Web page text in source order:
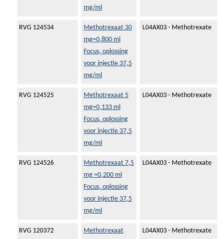
mg/ml
RVG 124534
Methotrexaat 30
mg=0,800 ml
Focus, oplossing
voor injectie 37,5
mg/ml
L04AX03 - Methotrexate
RVG 124525
Methotrexaat 5
mg=0,133 ml
Focus, oplossing
voor injectie 37,5
mg/ml
L04AX03 - Methotrexate
RVG 124526
Methotrexaat 7,5
mg =0,200 ml
Focus, oplossing
voor injectie 37,5
mg/ml
L04AX03 - Methotrexate
RVG 120372
Methotrexaat
L04AX03 - Methotrexate